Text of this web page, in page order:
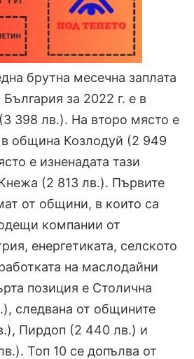
брутна месечна заплата
за 2022 г. е в
398 лв.). На второ място е
в община Козлодуй (2 949
е изненадата тази
(2 813 лв.). Първите
от общини, в които са
компании от
енергетиката, селското
на маслодайни
позиция е Столична
следвана от общините
Пирдоп (2 440 лв.) и
Топ 10 се допълва от